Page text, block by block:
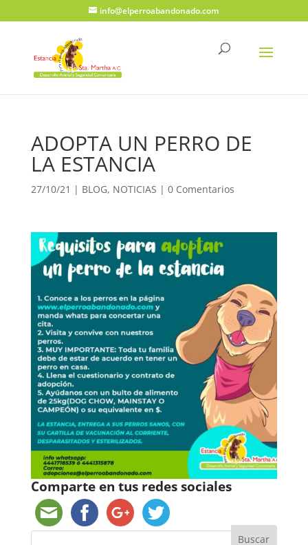
info@elperroabandonado.com
ADOPTA UN PERRO DE
LA ESTANCIA
27/10/21 | BLOG, NOTICIAS | 0 Comentarios
Comparte en tus redes sociales